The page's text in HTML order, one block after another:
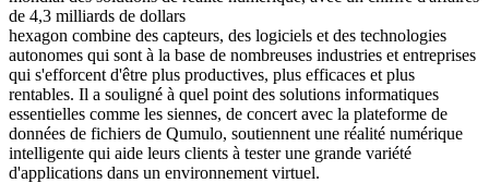
Intégration transparente dans le pipeline existant
Un coût inférieur et des performances supérieures à ceux des
autres solutions
OPEX versus CAPEX
Resultats
de 4,3 milliards de dollars
hexagon combine des capteurs, des logiciels et des technologies
autonomes qui sont à la base de nombreuses industries et entreprises
qui s'efforcent d'être plus productives, plus efficaces et plus
rentables. Il a souligné à quel point des solutions informatiques
essentielles comme les siennes, de concert avec la plateforme de
données de fichiers de Qumulo, soutiennent une réalité numérique
intelligente qui aide leurs clients à tester une grande variété
d'applications dans un environnement virtuel.